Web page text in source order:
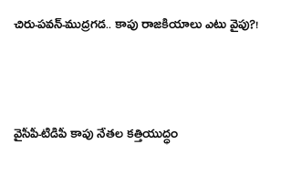
చిరు-ప‌వ‌న్‌-ముద్ర‌గ‌డ‌.. కాపు రాజ‌కీయాలు ఎటు వైపు?!
వైసీపీ-టీడీపీ కాపు నేత‌ల క‌త్తియుద్ధం